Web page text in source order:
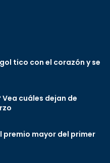
tico con el corazón y se
cuáles dejan de
premio mayor del primer